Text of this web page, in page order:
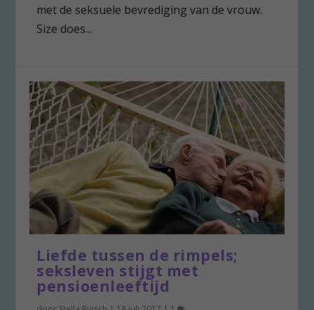
met de seksuele bevrediging van de vrouw.
Size does...
Liefde tussen de rimpels;
seksleven stijgt met
pensioenleeftijd